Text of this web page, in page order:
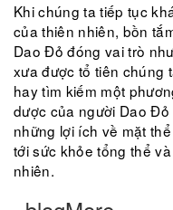
Khi chúng ta tiếp tục
của thiên nhiên, bồn
Dao Đỏ đóng vai trò
xưa được tổ tiên chúng
hay tìm kiếm một
dược của người Dao
những lợi ích về mặt
tới sức khỏe tổng thể
nhiên.